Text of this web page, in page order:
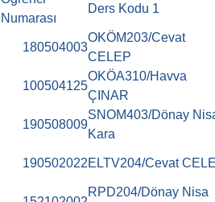
Numarası
Ders Kodu 1
180504003
OKÖM203/Cevat
CELEP
100504125
OKÖA310/Havva
ÇINAR
190508009
SNOM403/Dönay
Kara
190502022ELTV204/Cevat
RPD204/Dönay Nisa